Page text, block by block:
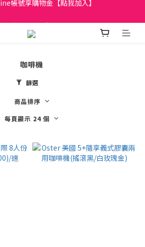
際牌 原廠管制價格 私訊優惠價
咖啡機
篩選
商品排序
每頁顯示 24 個